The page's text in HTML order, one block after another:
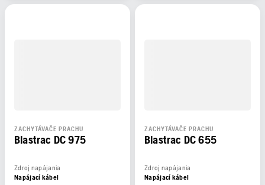
ZACHYTÁVAČE PRACHU
Blastrac DC 975
Zdroj napájania
Napájací kábel
ZACHYTÁVAČE PRACHU
Blastrac DC 655
Zdroj napájania
Napájací kábel